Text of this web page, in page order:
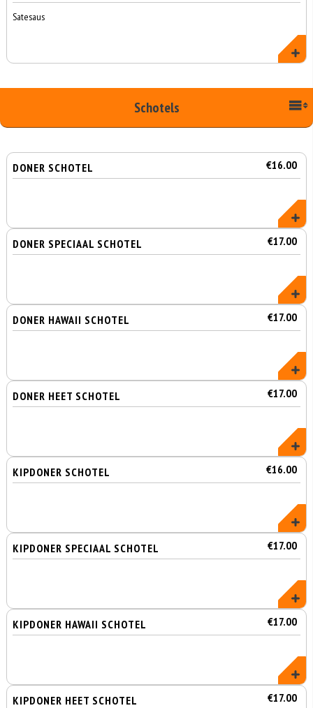
Satesaus
Schotels
DONER SCHOTEL €16.00
DONER SPECIAAL SCHOTEL €17.00
DONER HAWAII SCHOTEL €17.00
DONER HEET SCHOTEL €17.00
KIPDONER SCHOTEL €16.00
KIPDONER SPECIAAL SCHOTEL €17.00
KIPDONER HAWAII SCHOTEL €17.00
KIPDONER HEET SCHOTEL €17.00